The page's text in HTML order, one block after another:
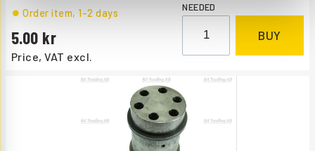
Price, VAT excl.
5.00
Order item, 1-2 days NEEDED
BUY